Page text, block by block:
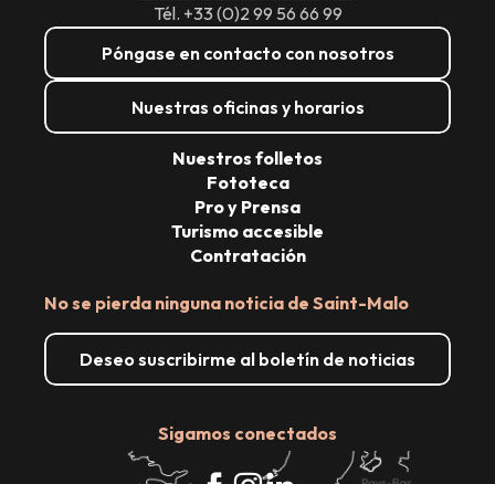
Tél. +33 (0)2 99 56 66 99
Póngase en contacto con nosotros
Nuestras oficinas y horarios
No se pierda ninguna noticia de Saint-Malo
Deseo suscribirme al boletín de noticias
Sigamos conectados
Nuestros folletos
Fototeca
Pro y Prensa
Turismo accesible
Contratación